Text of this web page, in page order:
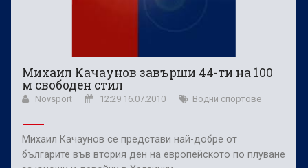
Михаил Качаунов завърши 44-ти на 100
м свободен стил
Novsport 12:29 16.07.2010 Водни спортове
Михаил Качаунов се представи най-добре от
българите във втория ден на европейското по плуване